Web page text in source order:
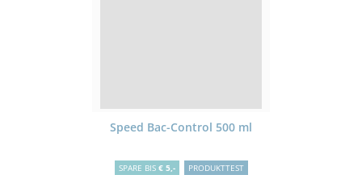
Speed Bac-Control 500 ml
SPARE BIS € 5,- PRODUKTTEST